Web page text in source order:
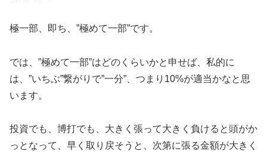
極一部、即ち、”極めて一部”です。
では、”極めて一部”はどのくらいかと申せば、私的に
は、”いちぶ”繋がりで”一分”、つまり10%が適当かなと思
います。
投資でも、博打でも、大きく張って大きく負けると頭がか
っとなって、早く取り戻そうと、次第に張る金額が大きく